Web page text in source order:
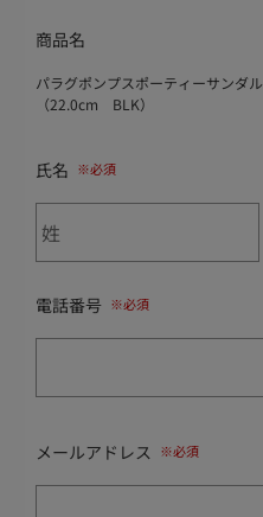
商品名
パラグポンプスポーティーサンダル
（22.0cm BLK）
氏名
電話番号
メールアドレス